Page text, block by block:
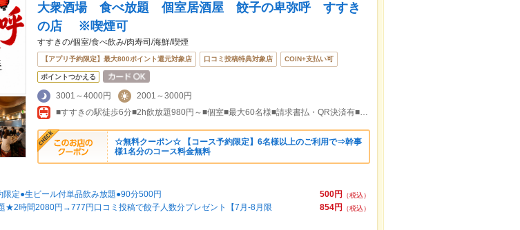
大衆酒場 食べ放題 個室居酒屋 餃子の卑弥呼 すすき
の店 ※喫煙可
すすきの/個室/食べ飲み/肉寿司/海鮮/喫煙
【アプリ予約限定】最大800ポイント還元対象店 口コミ投稿特典対象店 COIN+支払い可
ポイントつかえる
3001～4000円
2001～3000円
■すすきの駅徒歩6分■2h飲放題980円～■個室■最大60名様■請求書払・QR決済有■2500円食べ飲み放題
☆無料クーポン☆ 【コース予約限定】6名様以上のご利用で⇒幹事
様1名分のコース料金無料
500円
（税込）
限定●生ビール付単品飲み放題●90分500円
854円
（税込）
時間2080円→777円口コミ投稿で餃子人数分プレゼント【7月-8月限